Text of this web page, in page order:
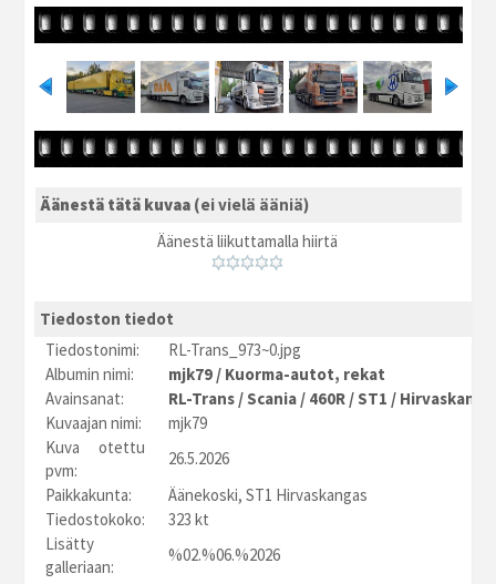
Äänestä tätä kuvaa (ei vielä ääniä)
Äänestä liikuttamalla hiirtä
Tiedoston tiedot
Tiedostonimi:
RL-Trans_973~0.jpg
Albumin nimi:
mjk79 / Kuorma-autot, rekat
Avainsanat:
RL-Trans /Scania / 460R /ST1 /
Kuvaajan nimi:
mjk79
Kuva otettu
pvm:
26.5.2026
Paikkakunta:
Äänekoski, ST1 Hirvaskangas
Tiedostokoko:
323 kt
Lisätty
galleriaan:
%02.%06.%2026